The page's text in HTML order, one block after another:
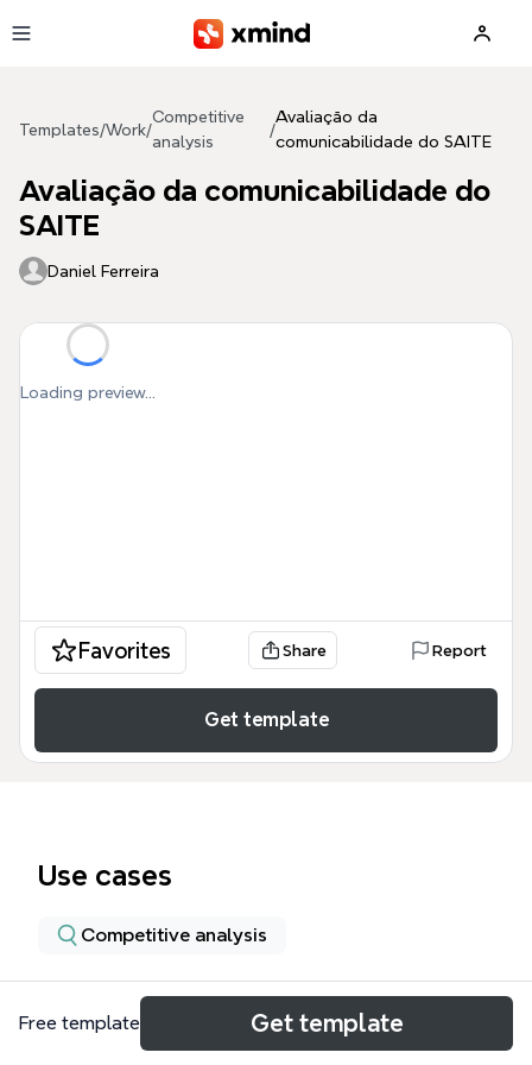
Templates/Work/
Competitive
analysis
/
Avaliação da
comunicabilidade do SAITE
Avaliação da comunicabilidade do
SAITE
Daniel Ferreira
Loading preview...
Favorites Share Report
Get template
Use cases
Competitive analysis
About
Free template Get template